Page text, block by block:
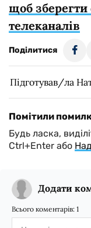
щоб
телеканалів
Поділитися
Підготував/ла
Помітили
Будь ласка,
Ctrl+Enter або
Додати
Всього коментарів: 1